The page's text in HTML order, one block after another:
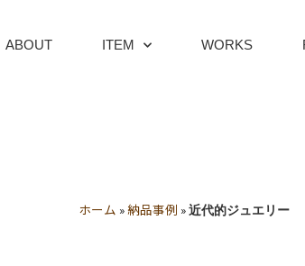
ABOUT ITEM WORKS
ホーム »納品事例 »近代的ジュエリー